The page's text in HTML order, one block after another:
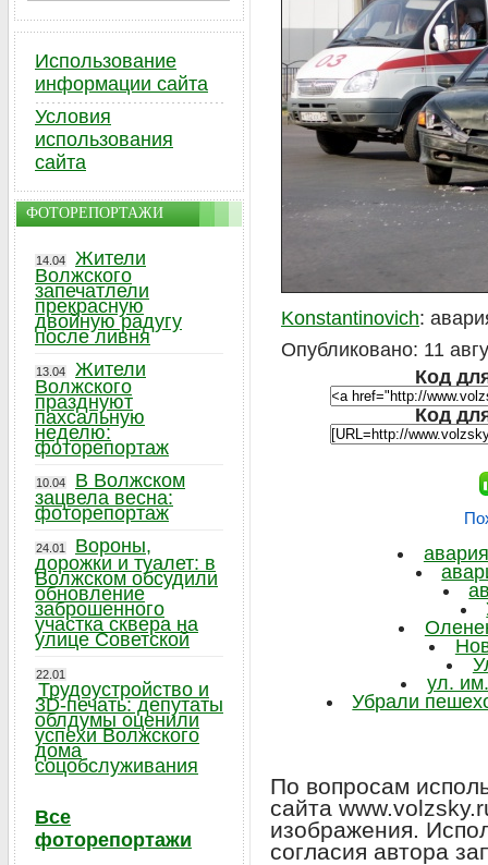
Konstantinovich:
Опубликовано: 11
Код
Код
ул.
Убрали
По вопросам
сайта
изображения.
согласия автора
Использование
информации сайта
Условия
использования
сайта
ФОТОРЕПОРТАЖИ
14.04
Жители
Волжского
запечатлели
прекрасную
двойную радугу
после ливня
13.04
Жители
Волжского
празднуют
пахсальную
неделю:
фоторепортаж
10.04
В Волжском
зацвела весна:
фоторепортаж
24.01
Вороны,
дорожки и туалет: в
Волжском обсудили
обновление
заброшенного
участка сквера на
улице Советской
22.01
Трудоустройство и
3D-печать: депутаты
облдумы оценили
успехи Волжского
дома
соцобслуживания
Все
фоторепортажи